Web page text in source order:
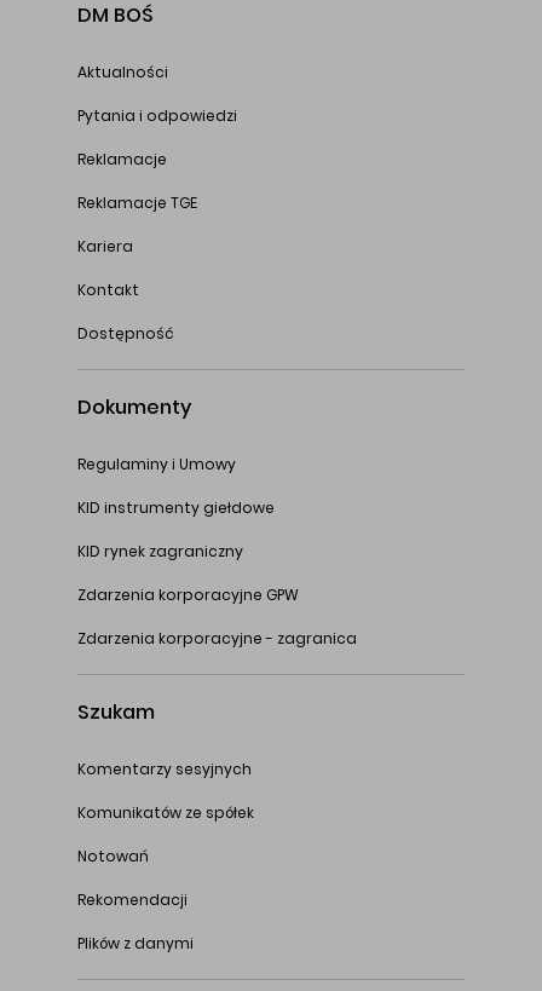
DM BOŚ
Aktualności
Pytania i odpowiedzi
Reklamacje
Reklamacje TGE
Kariera
Kontakt
Dostępność
Dokumenty
Regulaminy i Umowy
KID instrumenty giełdowe
KID rynek zagraniczny
Zdarzenia korporacyjne GPW
Zdarzenia korporacyjne - zagranica
Szukam
Komentarzy sesyjnych
Komunikatów ze spółek
Notowań
Rekomendacji
Plików z danymi